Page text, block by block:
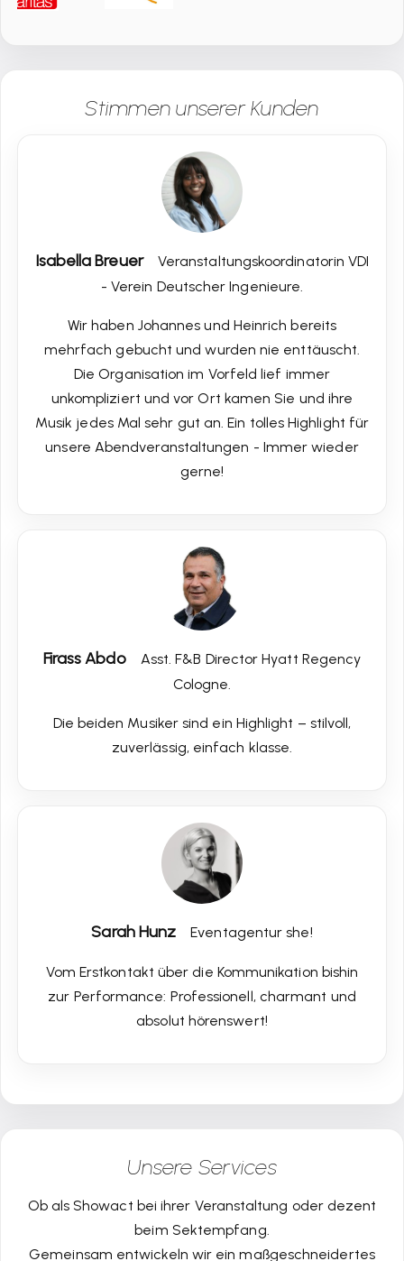
Stimmen unserer Kunden
Isabella Breuer
Veranstaltungskoordinatorin VDI
- Verein Deutscher Ingenieure.
Wir haben Johannes und Heinrich bereits
mehrfach gebucht und wurden nie enttäuscht.
Die Organisation im Vorfeld lief immer
unkompliziert und vor Ort kamen Sie und ihre
Musik jedes Mal sehr gut an. Ein tolles Highlight für
unsere Abendveranstaltungen - Immer wieder
gerne!
Firass Abdo
Asst. F&B Director Hyatt Regency
Cologne.
Die beiden Musiker sind ein Highlight – stilvoll,
zuverlässig, einfach klasse.
Sarah Hunz Eventagentur she!
Vom Erstkontakt über die Kommunikation bishin
zur Performance: Professionell, charmant und
absolut hörenswert!
Unsere Services
Ob als Showact bei ihrer Veranstaltung oder dezent
beim Sektempfang.
Gemeinsam entwickeln wir ein maßgeschneidertes